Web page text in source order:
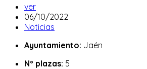
Autor
de
la
ver
Publicación
de
entrada:
06/10/2022
Categoría
la
Noticias
Ayuntamiento: Jaén
Nº plazas: 5